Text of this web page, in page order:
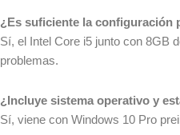
¿Es suficiente la configuración
Sí, el Intel Core i5 junto con 8GB
problemas.
¿Incluye sistema operativo y
Sí, viene con Windows 10 Pro